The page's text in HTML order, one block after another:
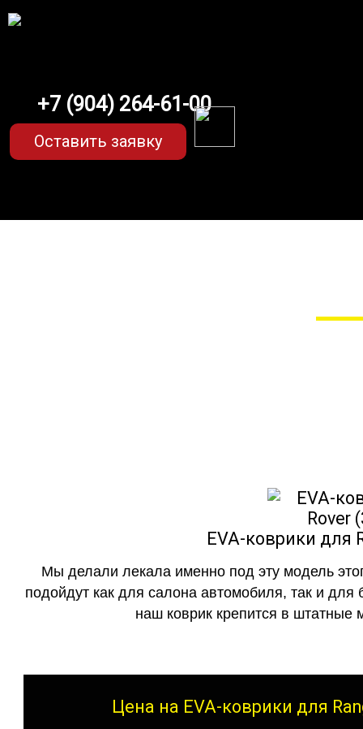
+7 (904) 264-61-00
Оставить заявку
EVA-коврики для
Мы делали лекала именно под эту модель
подойдут как для салона автомобиля, так и для
наш коврик крепится в штатные
Цена на EVA-коврики для